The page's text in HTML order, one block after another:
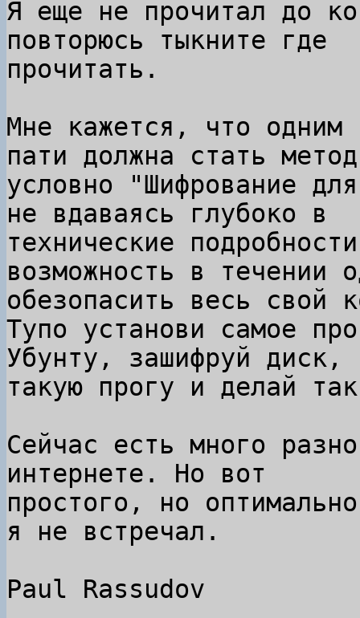
Я еще не прочитал до
повторюсь тыкните где
прочитать.
Мне кажется, что одним
пати должна стать
условно "Шифрование
не вдаваясь глубоко в
технические
возможность в течении
обезопасить весь свой
Тупо установи самое
Убунту, зашифруй
такую прогу и делай
Сейчас есть много
интернете. Но вот
простого, но
я не встречал.
Paul Rassudov